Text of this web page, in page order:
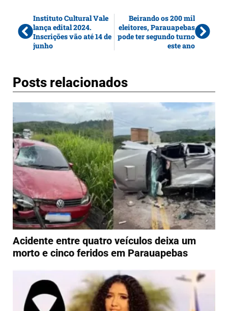
Instituto Cultural Vale
lança edital 2024.
Inscrições vão até 14 de
junho
Beirando os 200 mil
eleitores, Parauapebas
pode ter segundo turno
este ano
Posts relacionados
Acidente entre quatro veículos deixa um
morto e cinco feridos em Parauapebas